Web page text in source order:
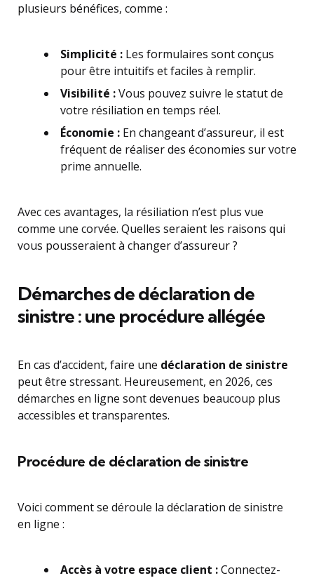
plusieurs bénéfices, comme :
Simplicité : Les formulaires sont conçus
pour être intuitifs et faciles à remplir.
Visibilité :Vous pouvez suivre le statut de
votre résiliation en temps réel.
Économie : En changeant d’assureur, il est
fréquent de réaliser des économies sur votre
prime annuelle.
Avec ces avantages, la résiliation n’est plus vue
comme une corvée. Quelles seraient les raisons qui
vous pousseraient à changer d’assureur ?
Démarches de déclaration de
sinistre : une procédure allégée
En cas d’accident, faire une déclaration de sinistre
peut être stressant. Heureusement, en 2026, ces
démarches en ligne sont devenues beaucoup plus
accessibles et transparentes.
Procédure de déclaration de sinistre
Voici comment se déroule la déclaration de sinistre
en ligne :
Accès à votre espace client :Connectez-